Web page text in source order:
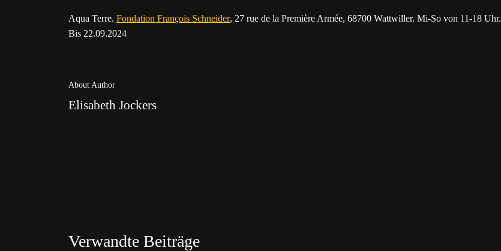
Aqua Terre. Fondation François Schneider, 27 rue de la Première Armée, 68700 Wattwiller. Mi-So von 11-18 Uhr.
Bis 22.09.2024
About Author
Elisabeth Jockers
Verwandte Beiträge